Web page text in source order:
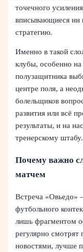
точечного
вписывающиеся ни
стратегию.
Именно в такой
клубы, особенно
полузащитника
центре поля, а
болельщиков
развития или всё
результаты, и на
тренерскому штабу.
Почему важно
матчем
Встреча «Овьедо»
футбольного
лишь фрагментом
регулярно смотрят
новостями, лучше